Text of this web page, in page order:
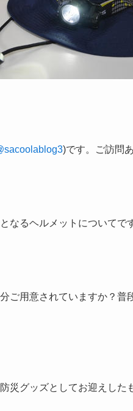
)です。ご訪問
なるヘルメットについてで
ご用意されていますか？普
災グッズとしてお迎えした